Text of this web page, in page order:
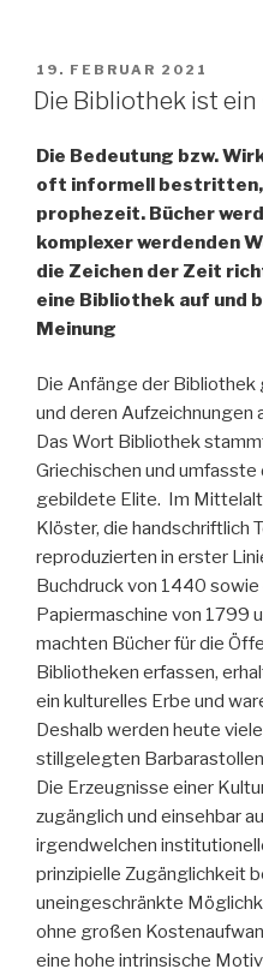
VERÖFFENTLICHT
AM
19. FEBRUAR 2021
Die Bibliothek ist
Die Bedeutung bzw.
oft informell bestritten,
prophezeit. Bücher
komplexer werdenden
die Zeichen der Zeit
eine Bibliothek auf und
Meinung
Die Anfänge der
und deren Aufzeichnungen
Das Wort Bibliothek
Griechischen und
gebildete Elite. Im
Klöster, die handschriftlich
reproduzierten in erster
Buchdruck von 1440
Papiermaschine von 1799
machten Bücher für die
Bibliotheken erfassen,
ein kulturelles Erbe und
Deshalb werden heute
stillgelegten
Die Erzeugnisse einer
zugänglich und einsehbar
irgendwelchen
prinzipielle Zugänglichkeit
uneingeschränkte
ohne großen
eine hohe intrinsische